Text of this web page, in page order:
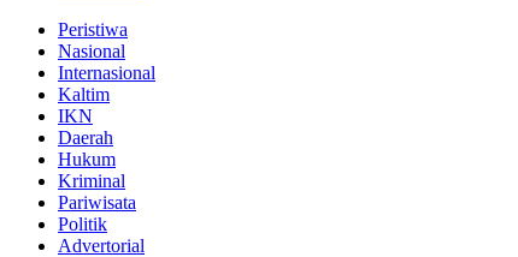
Peristiwa
Nasional
Internasional
Kaltim
IKN
Daerah
Hukum
Kriminal
Pariwisata
Politik
Advertorial